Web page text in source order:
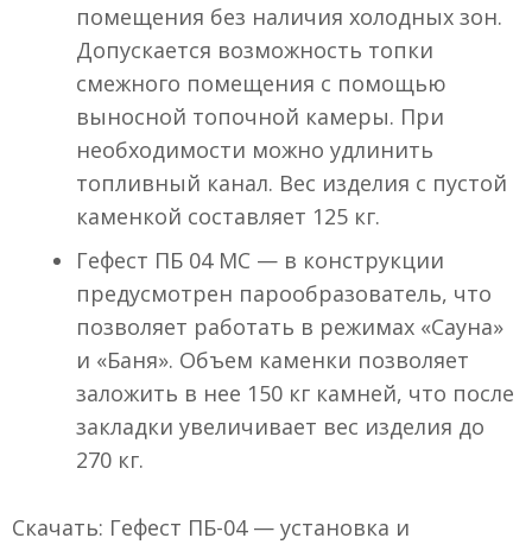
помещения без наличия холодных зон.
Допускается возможность топки
смежного помещения с помощью
выносной топочной камеры. При
необходимости можно удлинить
топливный канал. Вес изделия с пустой
каменкой составляет 125 кг.
Гефест ПБ 04 МС — в конструкции
предусмотрен парообразователь, что
позволяет работать в режимах «Сауна»
и «Баня». Объем каменки позволяет
заложить в нее 150 кг камней, что после
закладки увеличивает вес изделия до
270 кг.
Скачать: Гефест ПБ-04 — установка и